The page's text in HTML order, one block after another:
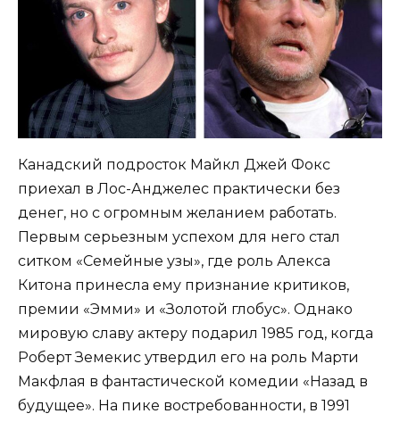
Канадский подросток Майкл Джей Фокс
приехал в Лос-Анджелес практически без
денег, но с огромным желанием работать.
Первым серьезным успехом для него стал
ситком «Семейные узы», где роль Алекса
Китона принесла ему признание критиков,
премии «Эмми» и «Золотой глобус». Однако
мировую славу актеру подарил 1985 год, когда
Роберт Земекис утвердил его на роль Марти
Макфлая в фантастической комедии «Назад в
будущее». На пике востребованности, в 1991